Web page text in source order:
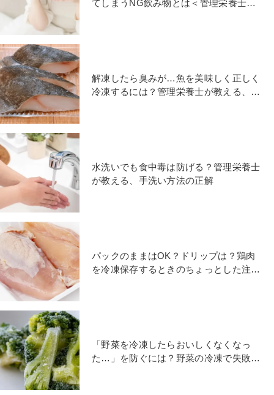
てしまうNG飲み物とは＜管理栄養士が
解凍したら臭みが…魚を美味しく正しく
冷凍するには？管理栄養士が教える、魚
水洗いでも食中毒は防げる？管理栄養士
が教える、手洗い方法の正解
パックのままはOK？ドリップは？鶏肉
を冷凍保存するときのちょっとした注意
「野菜を冷凍したらおいしくなくなっ
た…」を防ぐには？野菜の冷凍で失敗し